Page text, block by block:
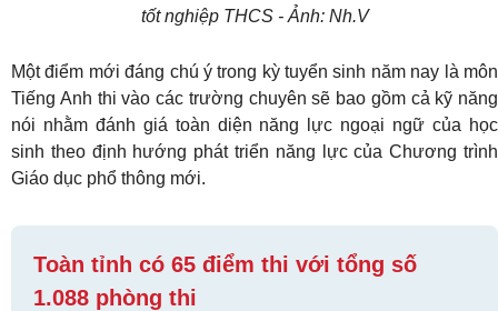
tốt nghiệp THCS - Ảnh: Nh.V
Một điểm mới đáng chú ý trong kỳ tuyển sinh năm nay là môn
Tiếng Anh thi vào các trường chuyên sẽ bao gồm cả kỹ năng
nói nhằm đánh giá toàn diện năng lực ngoại ngữ của học
sinh theo định hướng phát triển năng lực của Chương trình
Giáo dục phổ thông mới.
Toàn tỉnh có 65 điểm thi với tổng số
1.088 phòng thi